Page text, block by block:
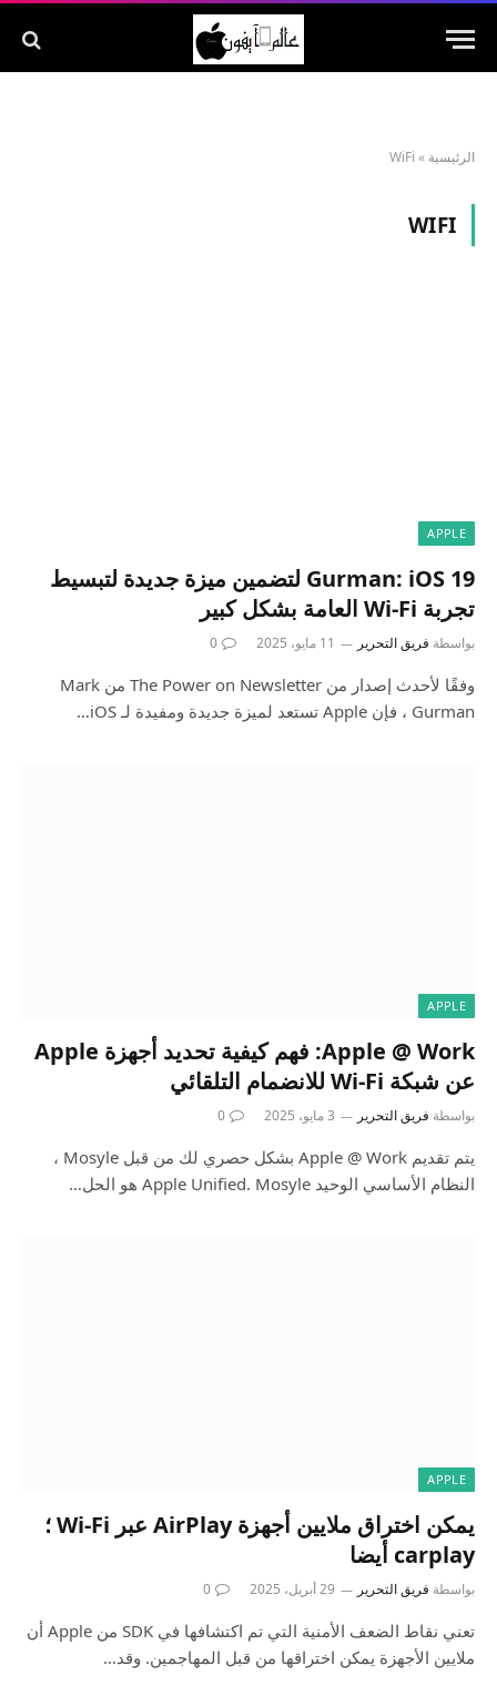
الرئيسية »
WiFi
WIFI
APPLE
Gurman: iOS 19 لتضمين ميزة جديدة لتبسيط
تجربة Wi-Fi العامة بشكل كبير
بواسطة فريق التحرير 11 مايو، 2025 0
وفقًا لأحدث إصدار من The Power on Newsletter من Mark
Gurman ، فإن Apple تستعد لميزة جديدة ومفيدة لـ iOS…
APPLE
Apple @ Work: فهم كيفية تحديد أجهزة Apple
عن شبكة Wi-Fi للانضمام التلقائي
بواسطة فريق التحرير 3 مايو، 2025 0
يتم تقديم Apple @ Work بشكل حصري لك من قبل Mosyle ،
النظام الأساسي الوحيد Apple Unified. Mosyle هو الحل…
APPLE
يمكن اختراق ملايين أجهزة AirPlay عبر Wi-Fi ؛
carplay أيضا
بواسطة فريق التحرير 29 أبريل، 2025 0
تعني نقاط الضعف الأمنية التي تم اكتشافها في SDK من Apple أن
ملايين الأجهزة يمكن اختراقها من قبل المهاجمين. وقد…